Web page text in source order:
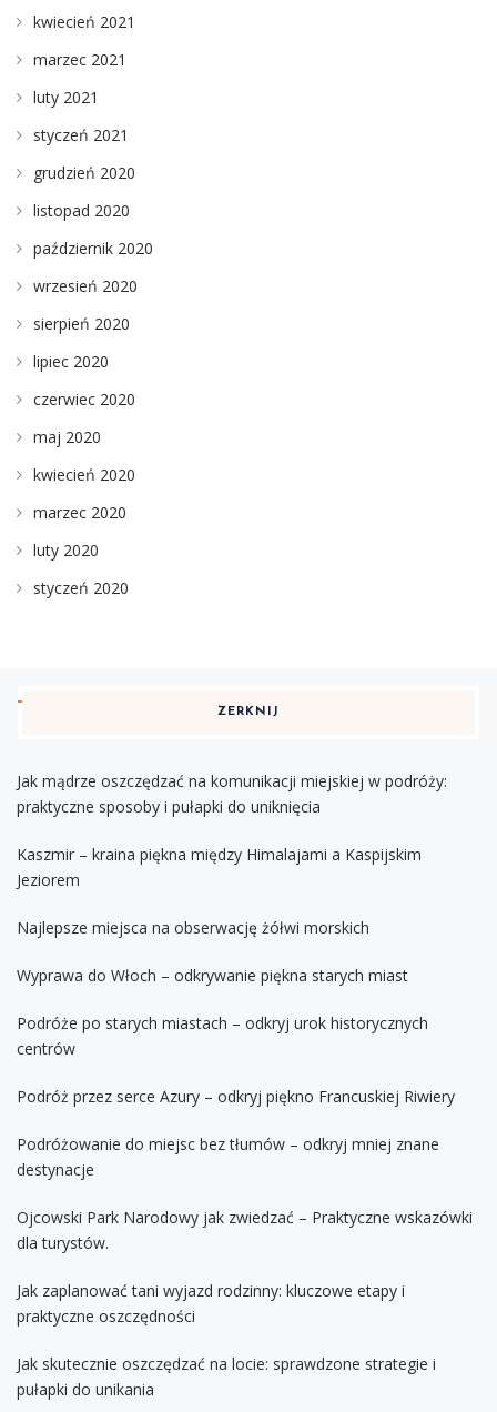
kwiecień 2021
marzec 2021
luty 2021
styczeń 2021
grudzień 2020
listopad 2020
październik 2020
wrzesień 2020
sierpień 2020
lipiec 2020
czerwiec 2020
maj 2020
kwiecień 2020
marzec 2020
luty 2020
styczeń 2020
ZERKNIJ
Jak mądrze oszczędzać na komunikacji miejskiej w podróży:
praktyczne sposoby i pułapki do uniknięcia
Kaszmir – kraina piękna między Himalajami a Kaspijskim
Jeziorem
Najlepsze miejsca na obserwację żółwi morskich
Wyprawa do Włoch – odkrywanie piękna starych miast
Podróże po starych miastach – odkryj urok historycznych
centrów
Podróż przez serce Azury – odkryj piękno Francuskiej Riwiery
Podróżowanie do miejsc bez tłumów – odkryj mniej znane
destynacje
Ojcowski Park Narodowy jak zwiedzać – Praktyczne wskazówki
dla turystów.
Jak zaplanować tani wyjazd rodzinny: kluczowe etapy i
praktyczne oszczędności
Jak skutecznie oszczędzać na locie: sprawdzone strategie i
pułapki do unikania